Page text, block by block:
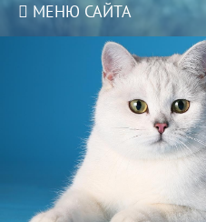
МЕНЮ САЙТА